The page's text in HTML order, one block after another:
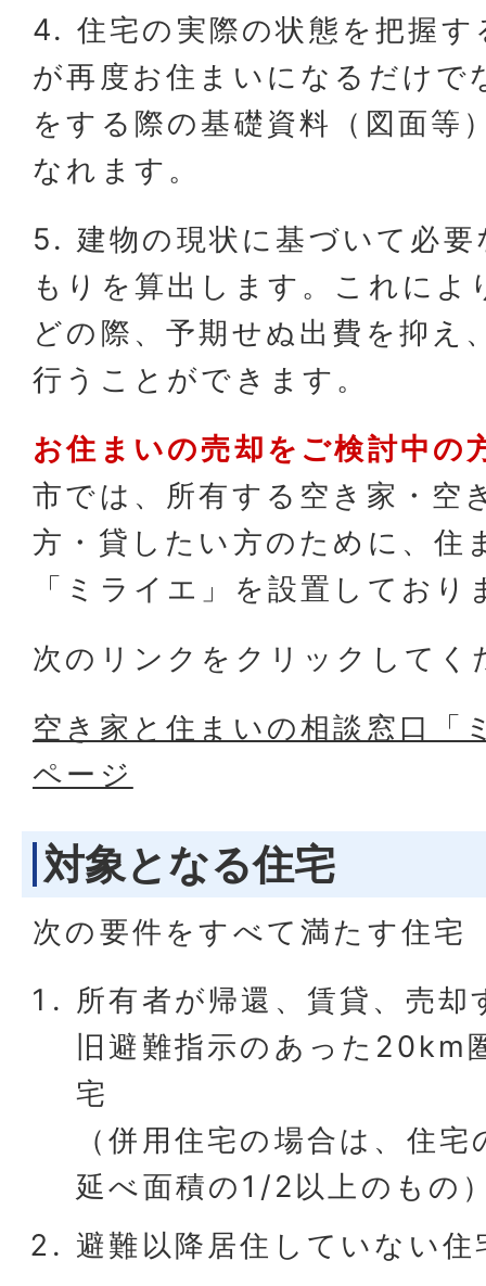
4. 住宅の実際の状態を把握
が再度お住まいになるだけで
をする際の基礎資料（図面等
なれます。
5. 建物の現状に基づいて必
もりを算出します。これによ
どの際、予期せぬ出費を抑え
行うことができます。
お住まいの売却をご検討中の
市では、所有する空き家・空
方・貸したい方のために、住
「ミライエ」を設置しており
次のリンクをクリックしてく
空き家と住まいの相談窓口「
ページ
対象となる住宅
次の要件をすべて満たす住宅
所有者が帰還、賃貸、売
旧避難指示のあった20km
宅
（併用住宅の場合は、住
延べ面積の1/2以上のもの
避難以降居住していない住